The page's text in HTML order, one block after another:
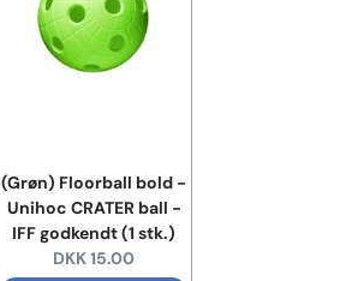
(Grøn) Floorball bold -
Unihoc CRATER ball -
IFF godkendt (1 stk.)
Current price:
DKK 15.00